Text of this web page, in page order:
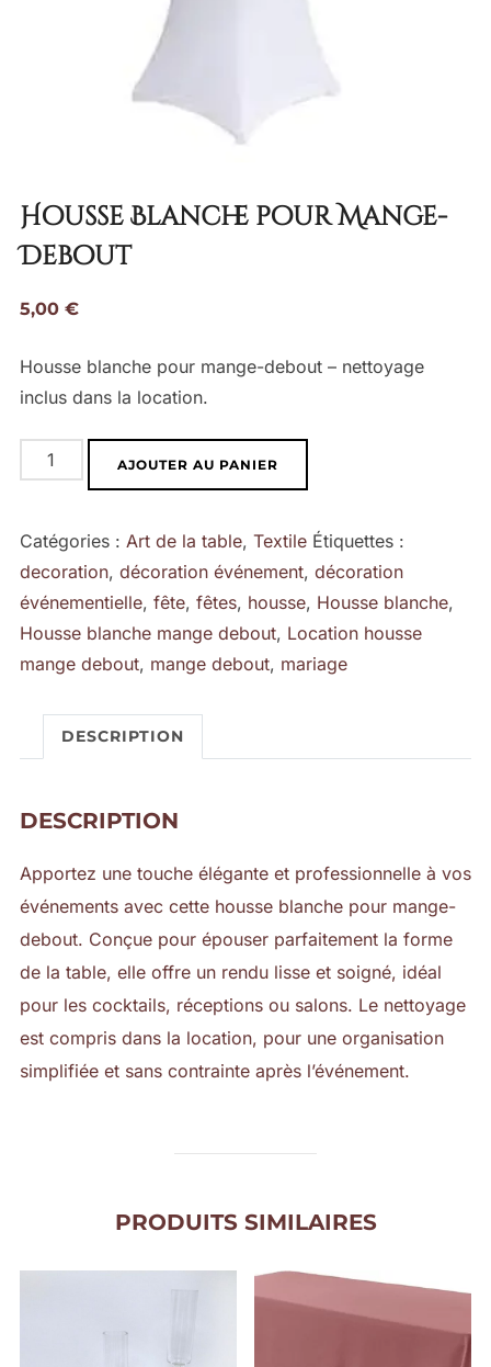
Housse Blanche pour Mange-
Debout
5,00 €
Housse blanche pour mange-debout – nettoyage
inclus dans la location.
quantité
de
Blanche
pour
Mange-
Debout
AJOUTER AU PANIER
Catégories : Art de la table, Textile Étiquettes :
decoration, décoration événement, décoration
événementielle, fête, fêtes, housse, Housse blanche,
Housse blanche mange debout, Location housse
mange debout, mange debout, mariage
DESCRIPTION
DESCRIPTION
Apportez une touche élégante et professionnelle à vos
événements avec cette housse blanche pour mange-
debout. Conçue pour épouser parfaitement la forme
de la table, elle offre un rendu lisse et soigné, idéal
pour les cocktails, réceptions ou salons. Le nettoyage
est compris dans la location, pour une organisation
simplifiée et sans contrainte après l’événement.
PRODUITS SIMILAIRES